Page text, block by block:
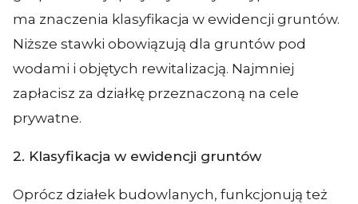
ma znaczenia klasyfikacja w ewidencji gruntów.
Niższe stawki obowiązują dla gruntów pod
wodami i objętych rewitalizacją. Najmniej
zapłacisz za działkę przeznaczoną na cele
prywatne.
2. Klasyfikacja w ewidencji gruntów
Oprócz działek budowlanych, funkcjonują też